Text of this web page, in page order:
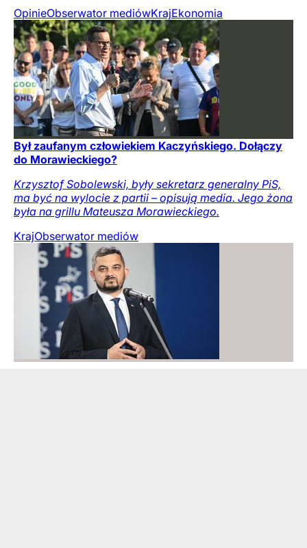
OpinieObserwator mediówKrajEkonomia
Był zaufanym człowiekiem Kaczyńskiego. Dołączy
do Morawieckiego?
Krzysztof Sobolewski, były sekretarz generalny PiS,
ma być na wylocie z partii – opisują media. Jego żona
była na grillu Mateusza Morawieckiego.
KrajObserwator mediów